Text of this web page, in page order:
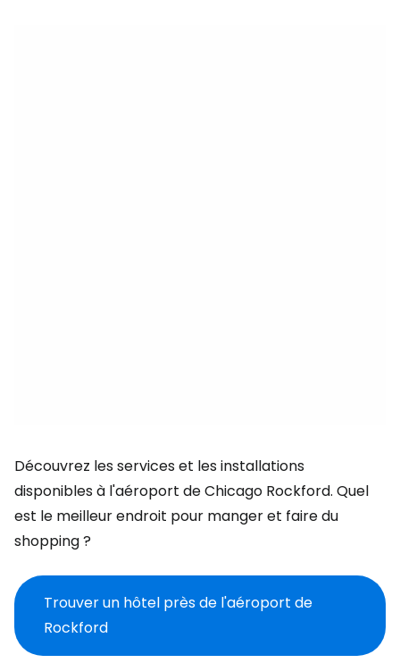
Découvrez les services et les installations
disponibles à l'aéroport de Chicago Rockford. Quel
est le meilleur endroit pour manger et faire du
shopping ?
Trouver un hôtel près de l'aéroport de
Rockford